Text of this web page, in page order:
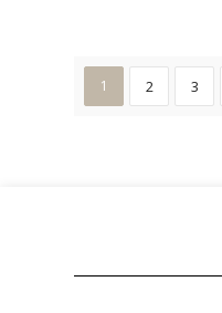
1 2 3